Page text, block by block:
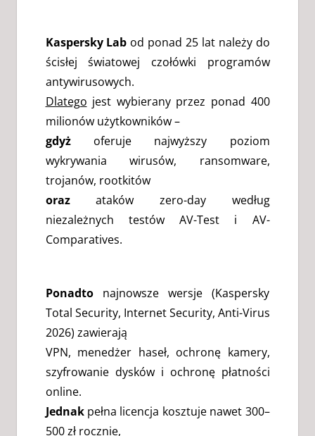
Kaspersky Lab od ponad 25 lat należy do
ścisłej światowej czołówki programów
antywirusowych.
Dlatego jest wybierany przez ponad 400
milionów użytkowników –
gdyżoferuje najwyższy poziom
wykrywania wirusów, ransomware,
trojanów, rootkitów
orazataków zero-day według
niezależnych testów AV-Test i AV-
Comparatives.
Ponadtonajnowsze wersje (Kaspersky
Total Security, Internet Security, Anti-Virus
2026) zawierają
VPN, menedżer haseł, ochronę kamery,
szyfrowanie dysków i ochronę płatności
online.
Jednakpełna licencja kosztuje nawet 300–
500 zł rocznie,